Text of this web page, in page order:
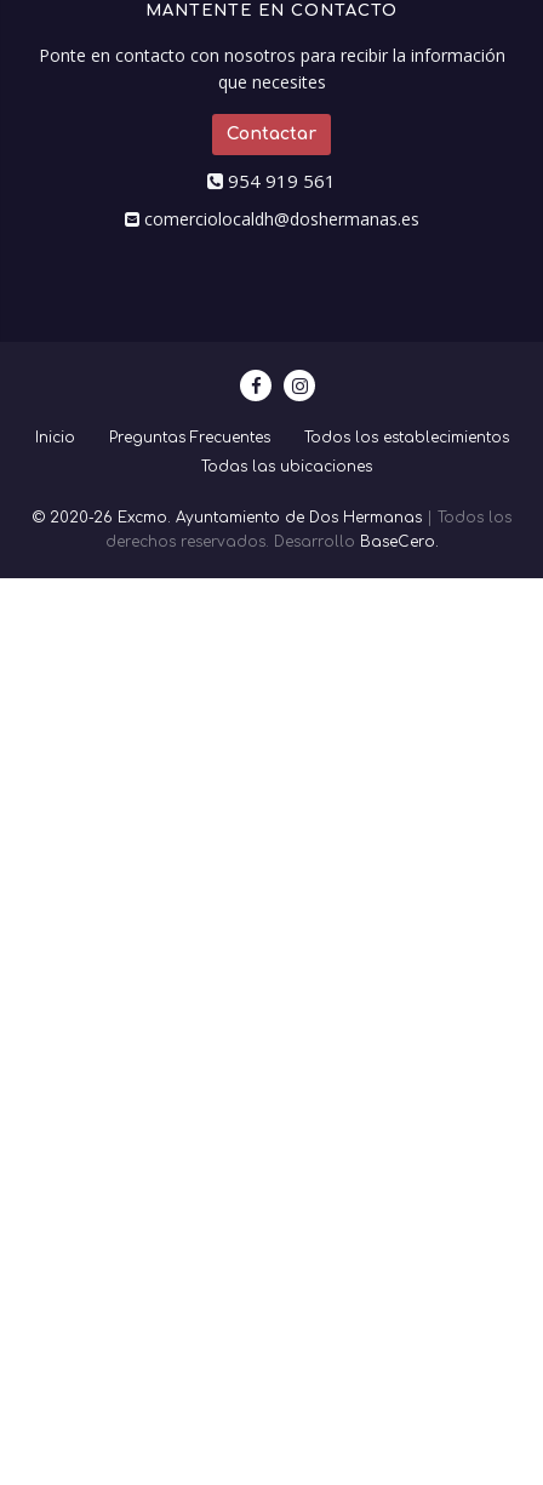
MANTENTE EN CONTACTO
Ponte en contacto con nosotros para recibir la información
que necesites
Contactar
954 919 561
comerciolocaldh@doshermanas.es
Inicio Preguntas Frecuentes
Todos los establecimientos
Todas las ubicaciones
© 2020-26 Excmo. Ayuntamiento de Dos Hermanas| Todos los
derechos reservados. Desarrollo BaseCero.